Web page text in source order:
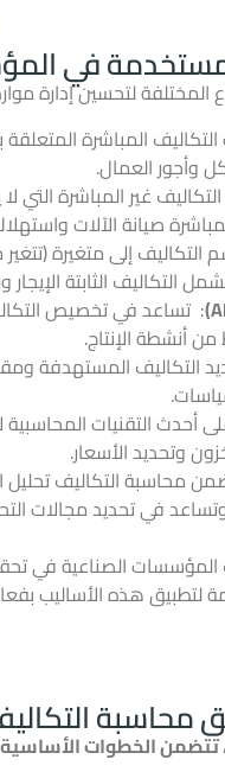
في
لتحسين إدارة
المباشرة المتعلقة
وأجور العمال.
غير المباشرة
صيانة الآلات
التكاليف إلى متغيرة
التكاليف الثابتة الإيجار
: تساعد في تخصيص
أنشطة الإنتاج.
التكاليف المستهدفة
أحدث التقنيات المحاسبية
وتحديد الأسعار.
محاسبة التكاليف تحليل
في تحديد مجالات
الصناعية في
لتطبيق هذه الأساليب
محاسبة
تتضمن الخطوات